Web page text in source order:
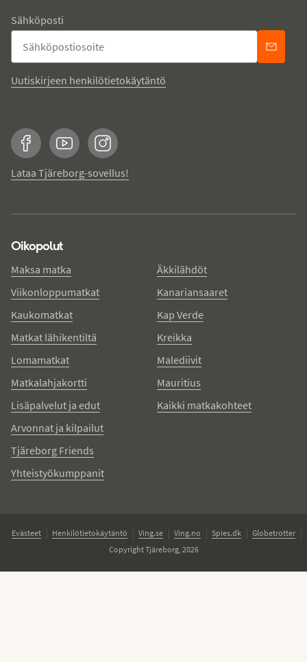
Sähköposti
Uutiskirjeen henkilötietokäytäntö
FacebookYouTubeInstagram
Lataa Tjäreborg-sovellus!
Oikopolut
Maksa matka
Viikonloppumatkat
Kaukomatkat
Matkat lähikentiltä
Lomamatkat
Matkalahjakortti
Lisäpalvelut ja edut
Arvonnat ja kilpailut
Tjäreborg Friends
Yhteistyökumppanit
Äkkilähdöt
Kanariansaaret
Kap Verde
Kreikka
Malediivit
Mauritius
Kaikki matkakohteet
Evästeet Henkilötietokäytäntö Ving.se Ving.no Spies.dk
Globetrotter
Copyright Tjäreborg, 2026